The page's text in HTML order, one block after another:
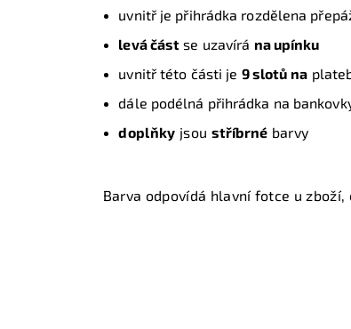
uvnitř je přihrádka rozdělena
levá část se uzavírá na upínku
uvnitř této části je 9 slotů na
dále podélná přihrádka na
doplňky jsou stříbrné barvy
Barva odpovídá hlavní fotce u